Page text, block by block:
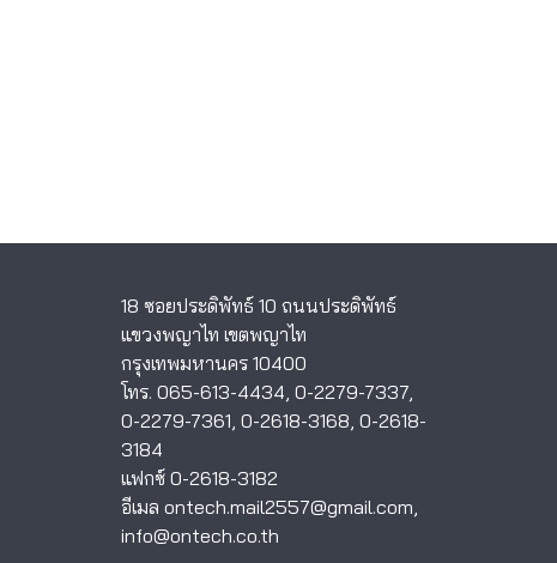
18 ซอยประดิพัทธ์ 10 ถนนประดิพัทธ์
แขวงพญาไท เขตพญาไท
กรุงเทพมหานคร 10400
โทร. 065-613-4434, 0-2279-7337,
0-2279-7361, 0-2618-3168, 0-2618-
3184
แฟกซ์ 0-2618-3182
อีเมล ontech.mail2557@gmail.com,
info@ontech.co.th